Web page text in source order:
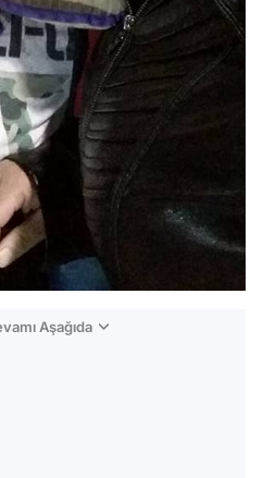
Aşağıda